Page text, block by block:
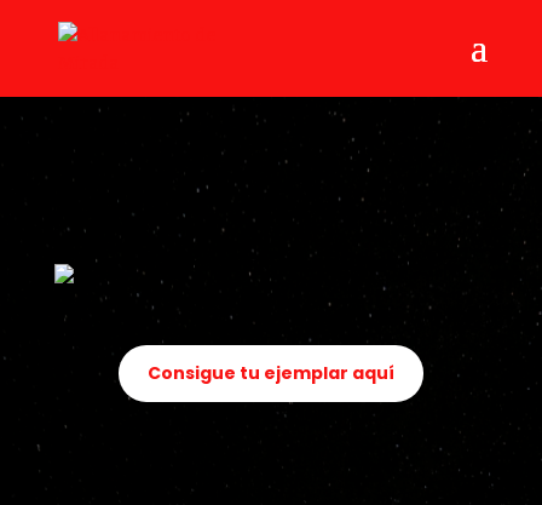
Consigue tu ejemplar aquí